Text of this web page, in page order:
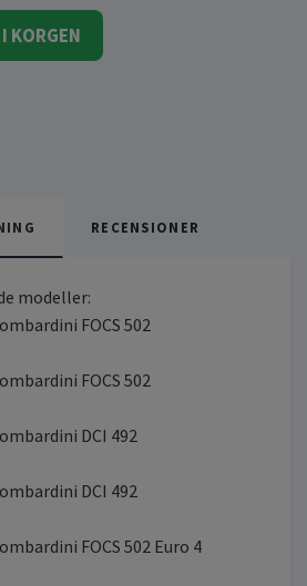
KORGEN
RECENSIONER
modeller:
FOCS 502
FOCS 502
DCI 492
DCI 492
FOCS 502 Euro 4